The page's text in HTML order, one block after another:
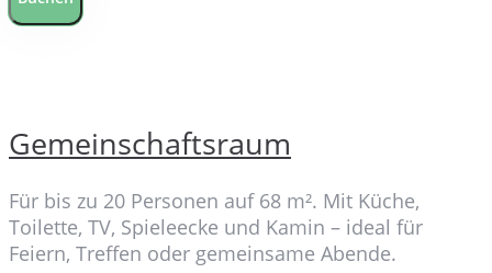
Gemeinschaftsraum
Für bis zu 20 Personen auf 68 m². Mit Küche,
Toilette, TV, Spieleecke und Kamin – ideal für
Feiern, Treffen oder gemeinsame Abende.